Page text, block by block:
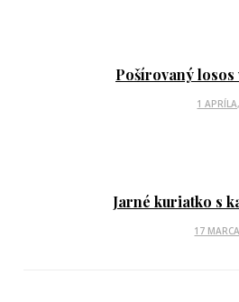
D
N
Pošírovaný
P
D
N
1
Jarné kuriatko s
P
17